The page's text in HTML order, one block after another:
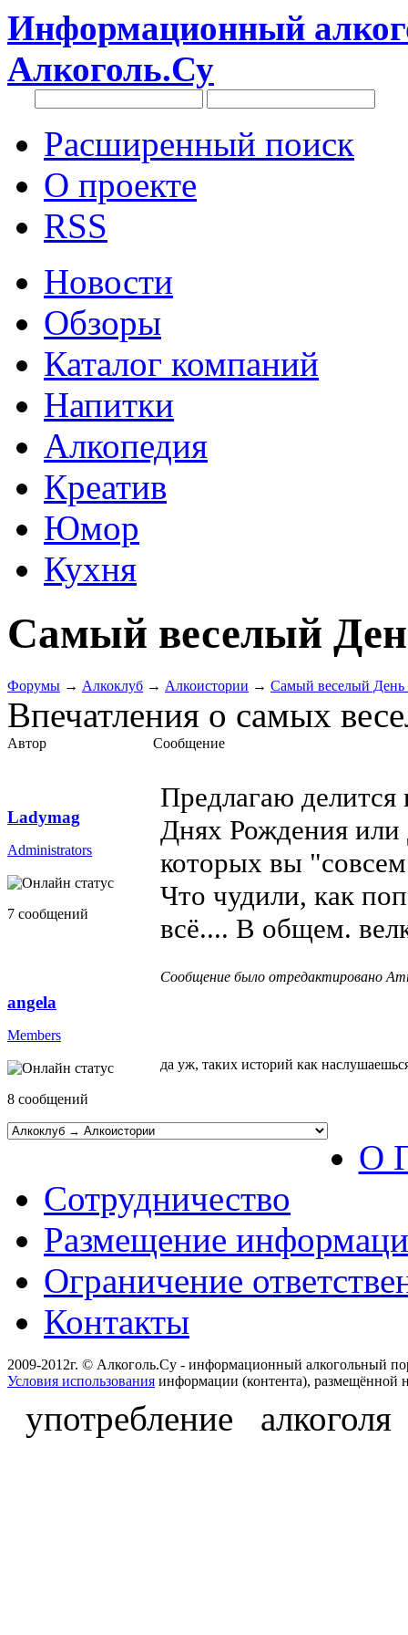
Информационный
Алкоголь.Су
Расширенный поиск
О проекте
RSS
Новости
Обзоры
Каталог компаний
Напитки
Алкопедия
Креатив
Юмор
Кухня
Самый веселый
Форумы → Алкоклуб → Алкоистории → Самый веселый День
Впечатления о самых
Автор Сообщение
Ladymag
Administrators
7 сообщений
Предлагаю
Днях Рождения
которых вы
Что чудили, как
всё.... В общем.
Сообщение было отредактировано
angela
Members
8 сообщений
да уж, таких историй как
О
Сотрудничество
Размещение
Ограничение
Контакты
2009-2012г. © Алкоголь.Су - информационный алкогольный
Условия использования информации (контента), размещённой
употребление